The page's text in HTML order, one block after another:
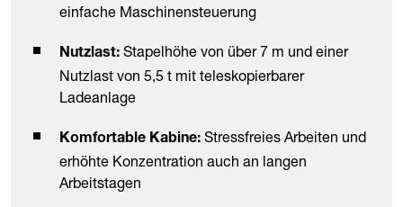
einfache Maschinensteuerung
Nutzlast: Stapelhöhe von über 7 m und einer
Nutzlast von 5,5 t mit teleskopierbarer
Ladeanlage
Komfortable Kabine: Stressfreies Arbeiten und
erhöhte Konzentration auch an langen
Arbeitstagen